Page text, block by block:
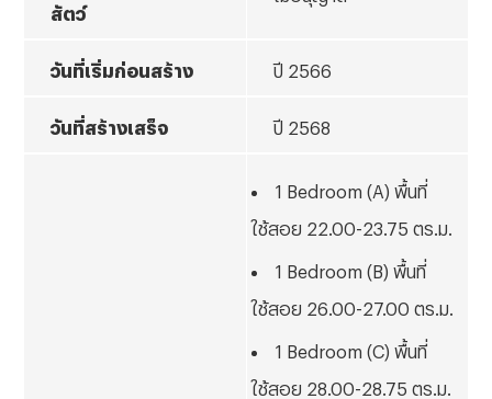
สัตว์
วันที่เริ่มก่อนสร้าง ปี 2566
วันที่สร้างเสร็จ ปี 2568
1 Bedroom (A) พื้นที่
ใช้สอย 22.00-23.75 ตร.ม.
1 Bedroom (B) พื้นที่
ใช้สอย 26.00-27.00 ตร.ม.
1 Bedroom (C) พื้นที่
ใช้สอย 28.00-28.75 ตร.ม.